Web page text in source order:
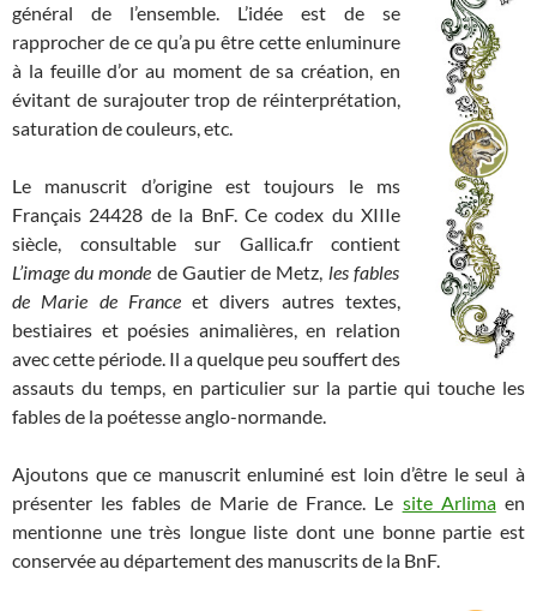
général de l’ensemble. L’idée est de se
rapprocher de ce qu’a pu être cette enluminure
à la feuille d’or au moment de sa création, en
évitant de surajouter trop de réinterprétation,
saturation de couleurs, etc.
Le manuscrit d’origine est toujours le ms
Français 24428 de la BnF. Ce codex du XIIIe
siècle, consultable sur Gallica.fr contient
L’image du monde de Gautier de Metz, les fables
de Marie de Franceet divers autres textes,
bestiaires et poésies animalières, en relation
avec cette période. Il a quelque peu souffert des
assauts du temps, en particulier sur la partie qui touche les
fables de la poétesse anglo-normande.
Ajoutons que ce manuscrit enluminé est loin d’être le seul à
présenter les fables de Marie de France. Le site Arlimaen
mentionne une très longue liste dont une bonne partie est
conservée au département des manuscrits de la BnF.